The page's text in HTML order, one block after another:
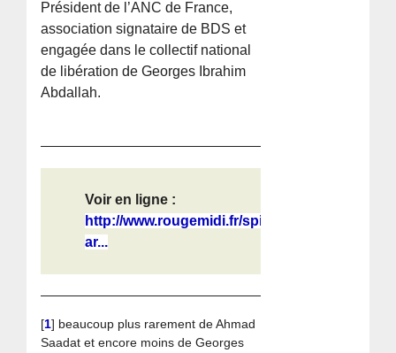
Président de l’ANC de France,
association signataire de BDS et
engagée dans le collectif national
de libération de Georges Ibrahim
Abdallah.
Voir en ligne :
http://www.rougemidi.fr/spip.php?
ar...
[1] beaucoup plus rarement de Ahmad
Saadat et encore moins de Georges